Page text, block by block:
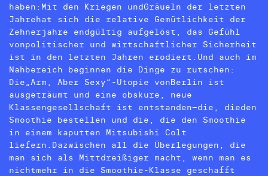
haben:Mit den Kriegen undGräueln der letzten
Jahrehat sich die relative Gemütlichkeit der
Zehnerjahre endgültig aufgelöst, das Gefühl
vonpolitischer und wirtschaftlicher Sicherheit
ist in den letzten Jahren erodiert.Und auch im
Nahbereich beginnen die Dinge zu rutschen:
Die„Arm, Aber Sexy“-Utopie vonBerlin ist
ausgeträumt und eine obskure, neue
Klassengesellschaft ist entstanden–die, dieden
Smoothie bestellen und die, die den Smoothie
in einem kaputten Mitsubishi Colt
liefern.Dazwischen all die Überlegungen, die
man sich als Mittdreißiger macht, wenn man es
nichtmehr in die Smoothie-Klasse geschafft